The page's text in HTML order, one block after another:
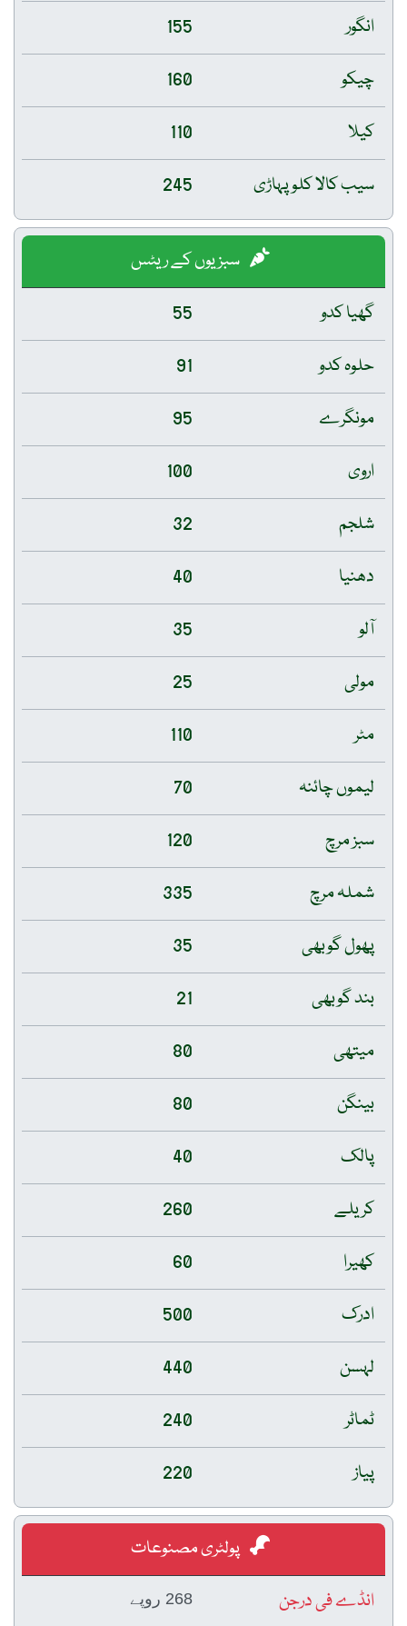
انگور
155
چیکو
160
کیلا
110
سیب کالا کلو پہاڑی
245
سبزیوں کے ریٹس
گھیا کدو
55
حلوہ کدو
91
مونگرے
95
اروی
100
شلجم
32
دھنیا
40
آلو
35
مولی
25
مٹر
110
لیموں چائنہ
70
سبز مرچ
120
شملہ مرچ
335
پھول گوبھی
35
بند گوبھی
21
میتھی
80
بینگن
80
پالک
40
کریلے
260
کھیرا
60
ادرک
500
لہسن
440
ٹماٹر
240
پیاز
220
پولٹری مصنوعات
انڈے فی درجن
268 روپے